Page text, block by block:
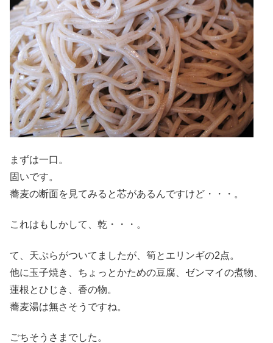
まずは一口。
固いです。
蕎麦の断面を見てみると芯があるんですけど・・・。
これはもしかして、乾・・・。
て、天ぷらがついてましたが、筍とエリンギの2点。
他に玉子焼き、ちょっとかための豆腐、ゼンマイの煮物、
蓮根とひじき、香の物。
蕎麦湯は無さそうですね。
ごちそうさまでした。